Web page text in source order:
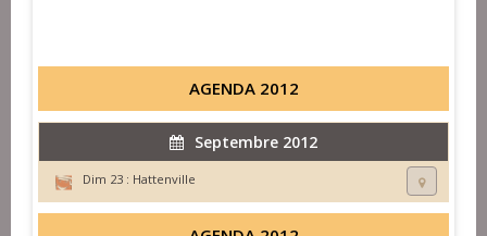
AGENDA 2012
Septembre 2012
Dim 23 : Hattenville